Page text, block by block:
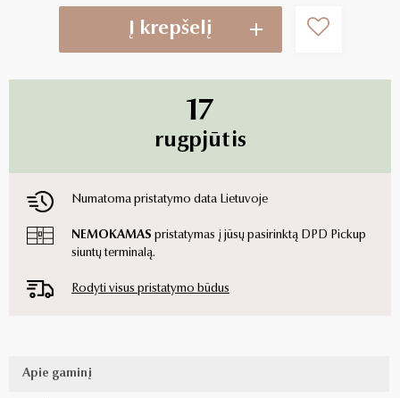
Į krepšelį
17
rugpjūtis
Numatoma pristatymo data Lietuvoje
NEMOKAMAS pristatymas į jūsų pasirinktą DPD Pickup
siuntų terminalą.
Rodyti visus pristatymo būdus
Apie gaminį